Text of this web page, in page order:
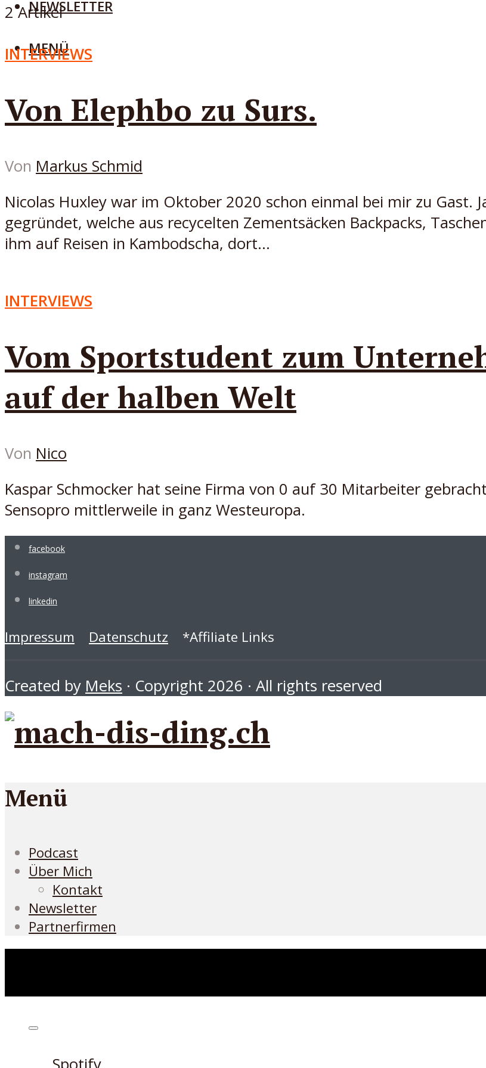
NEWSLETTER
MENÜ
2 Artikel
INTERVIEWS
Von Elephbo zu Surs.
Von Markus Schmid
Nicolas Huxley war im Oktober 2020 schon einmal bei mir zu Gast.
gegründet, welche aus recycelten Zementsäcken Backpacks,
ihm auf Reisen in Kambodscha, dort...
INTERVIEWS
Vom Sportstudent zum
auf der halben Welt
Von Nico
Kaspar Schmocker hat seine Firma von 0 auf 30 Mitarbeiter
Sensopro mittlerweile in ganz Westeuropa.
facebook
instagram
linkedin
Impressum Datenschutz *Affiliate Links
Created by Meks · Copyright 2026 · All rights reserved
Menü
Podcast
Über Mich
Kontakt
Newsletter
Partnerfirmen